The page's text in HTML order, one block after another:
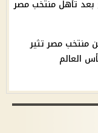
تأهل منتخب مصر
منتخب مصر تثير
العالم